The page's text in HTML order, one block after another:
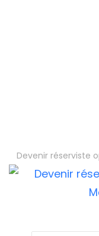
Devenir réserviste